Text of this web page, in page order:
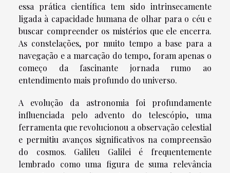
essa prática científica tem sido intrinsecamente
ligada à capacidade humana de olhar para o céu e
buscar compreender os mistérios que ele encerra.
As constelações, por muito tempo a base para a
navegação e a marcação do tempo, foram apenas o
começo da fascinante jornada rumo ao
entendimento mais profundo do universo.
A evolução da astronomia foi profundamente
influenciada pelo advento do telescópio, uma
ferramenta que revolucionou a observação celestial
e permitiu avanços significativos na compreensão
do cosmos. Galileu Galilei é frequentemente
lembrado como uma figura de suma relevância